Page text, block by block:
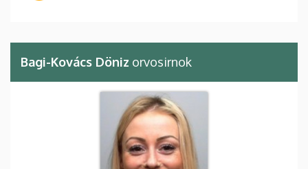
Bagi-Kovács Döniz orvosirnok